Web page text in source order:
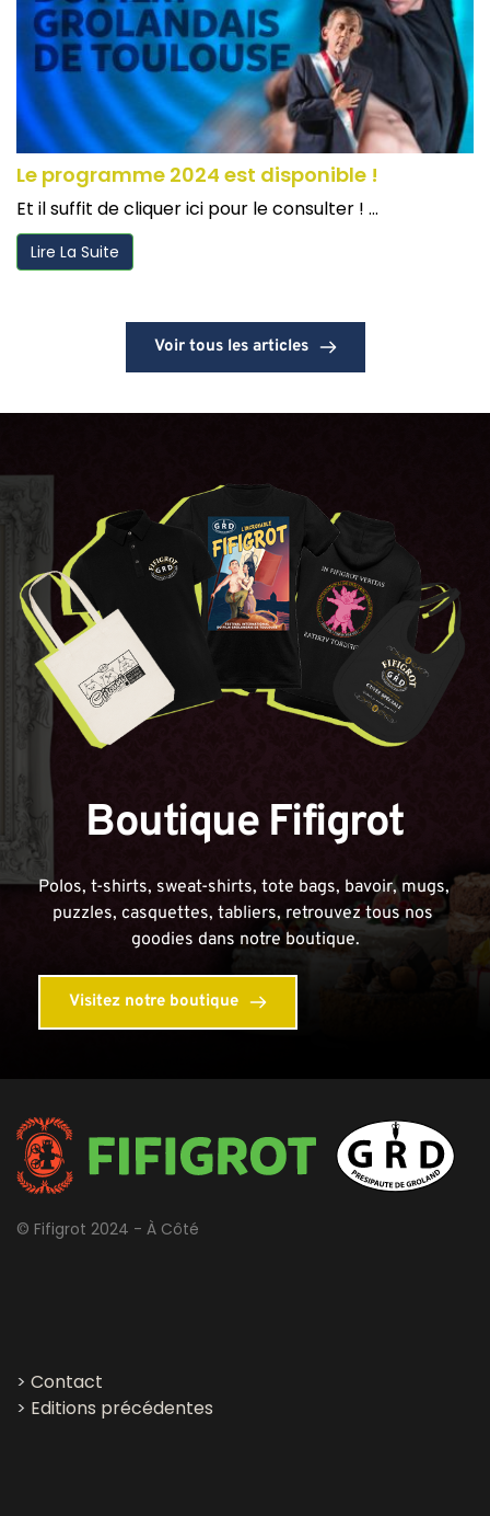
Le programme 2024 est disponible !
Et il suffit de cliquer ici pour le consulter ! ...
Lire La Suite
Voir tous les articles
Boutique Fifigrot
Polos, t-shirts, sweat-shirts, tote bags, bavoir, mugs,
puzzles, casquettes, tabliers, retrouvez tous nos
goodies dans notre boutique.
Visitez notre boutique
© Fifigrot 2024 - À Côté
> Contact
> Editions précédentes